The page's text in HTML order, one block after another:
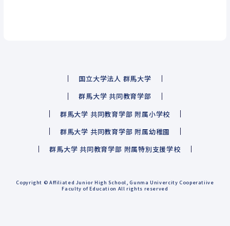
国立大学法人 群馬大学
群馬大学 共同教育学部
群馬大学 共同教育学部 附属小学校
群馬大学 共同教育学部 附属幼稚園
群馬大学 共同教育学部 附属特別支援学校
Copyright © Affiliated Junior High School, Gunma Univercity Cooperatiive
Faculty of Education All rights reserved